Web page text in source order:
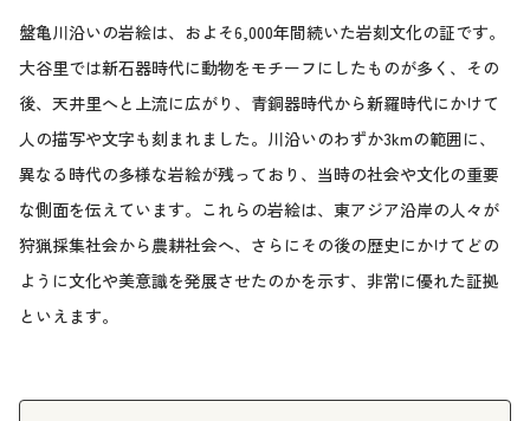
盤亀川沿いの岩絵は、およそ6,000年間続いた岩刻文化の証です。
大谷里では新石器時代に動物をモチーフにしたものが多く、その
後、天井里へと上流に広がり、青銅器時代から新羅時代にかけて
人の描写や文字も刻まれました。川沿いのわずか3kmの範囲に、
異なる時代の多様な岩絵が残っており、当時の社会や文化の重要
な側面を伝えています。これらの岩絵は、東アジア沿岸の人々が
狩猟採集社会から農耕社会へ、さらにその後の歴史にかけてどの
ように文化や美意識を発展させたのかを示す、非常に優れた証拠
といえます。